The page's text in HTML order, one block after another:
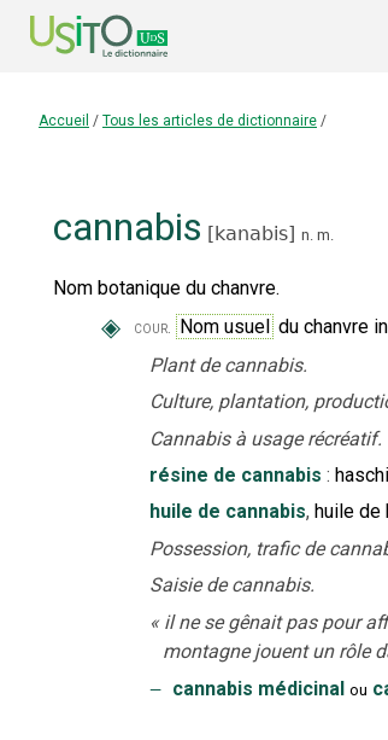
Accueil / Tous les articles de dictionnaire /
cannabis [kanabis] n. m.
Nom botanique du chanvre.
◈ cour. Nom usuel du chanvre
Plant de cannabis.
Culture, plantation,
Cannabis à usage récréatif.
résine de cannabis :
huile de cannabis, huile de
Possession, trafic de
Saisie de cannabis.
« il ne se gênait pas pour
montagne jouent un rôle
‒ cannabis médicinal ou